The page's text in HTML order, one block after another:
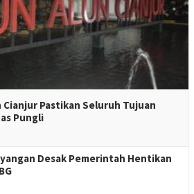
Pastikan Seluruh Tujuan
Pungli
Desak Pemerintah Hentikan